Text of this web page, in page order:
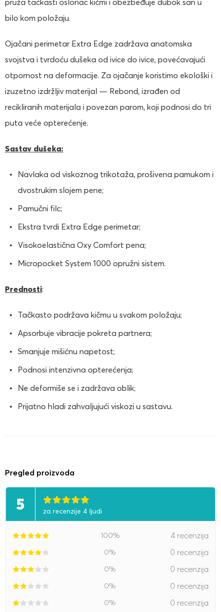
pruža tačkasti oslonac kičmi i obezbeđuje dubok san u
bilo kom položaju.
Ojačani perimetar Extra Edge zadržava anatomska
svojstva i tvrdoću dušeka od ivice do ivice, povećavajući
otpornost na deformacije. Za ojačanje koristimo ekološki i
izuzetno izdržljiv materijal — Rebond, izrađen od
recikliranih materijala i povezan parom, koji podnosi do tri
puta veće opterećenje.
Sastav dušeka:
Navlaka od viskoznog trikotaža, prošivena pamukom i
dvostrukim slojem pene;
Pamučni filc;
Ekstra tvrdi Extra Edge perimetar;
Visokoelastična Oxy Comfort pena;
Micropocket System 1000 opružni sistem.
Prednosti:
Tačkasto podržava kičmu u svakom položaju;
Apsorbuje vibracije pokreta partnera;
Smanjuje mišićnu napetost;
Podnosi intenzivna opterećenja;
Ne deformiše se i zadržava oblik;
Prijatno hladi zahvaljujući viskozi u sastavu.
Pregled proizvoda
5 za recenzije 4 ljudi
100% 4 recenzija
0% 0 recenzija
0% 0 recenzija
0% 0 recenzija
0% 0 recenzija